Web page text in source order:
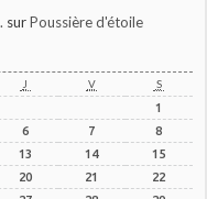
surPoussière d'étoile
J V S
1
6 7
8
13 14
15
20 21
22